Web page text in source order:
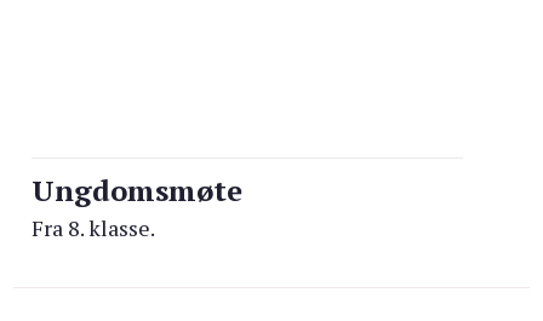
Ungdomsmøte
Fra 8. klasse.